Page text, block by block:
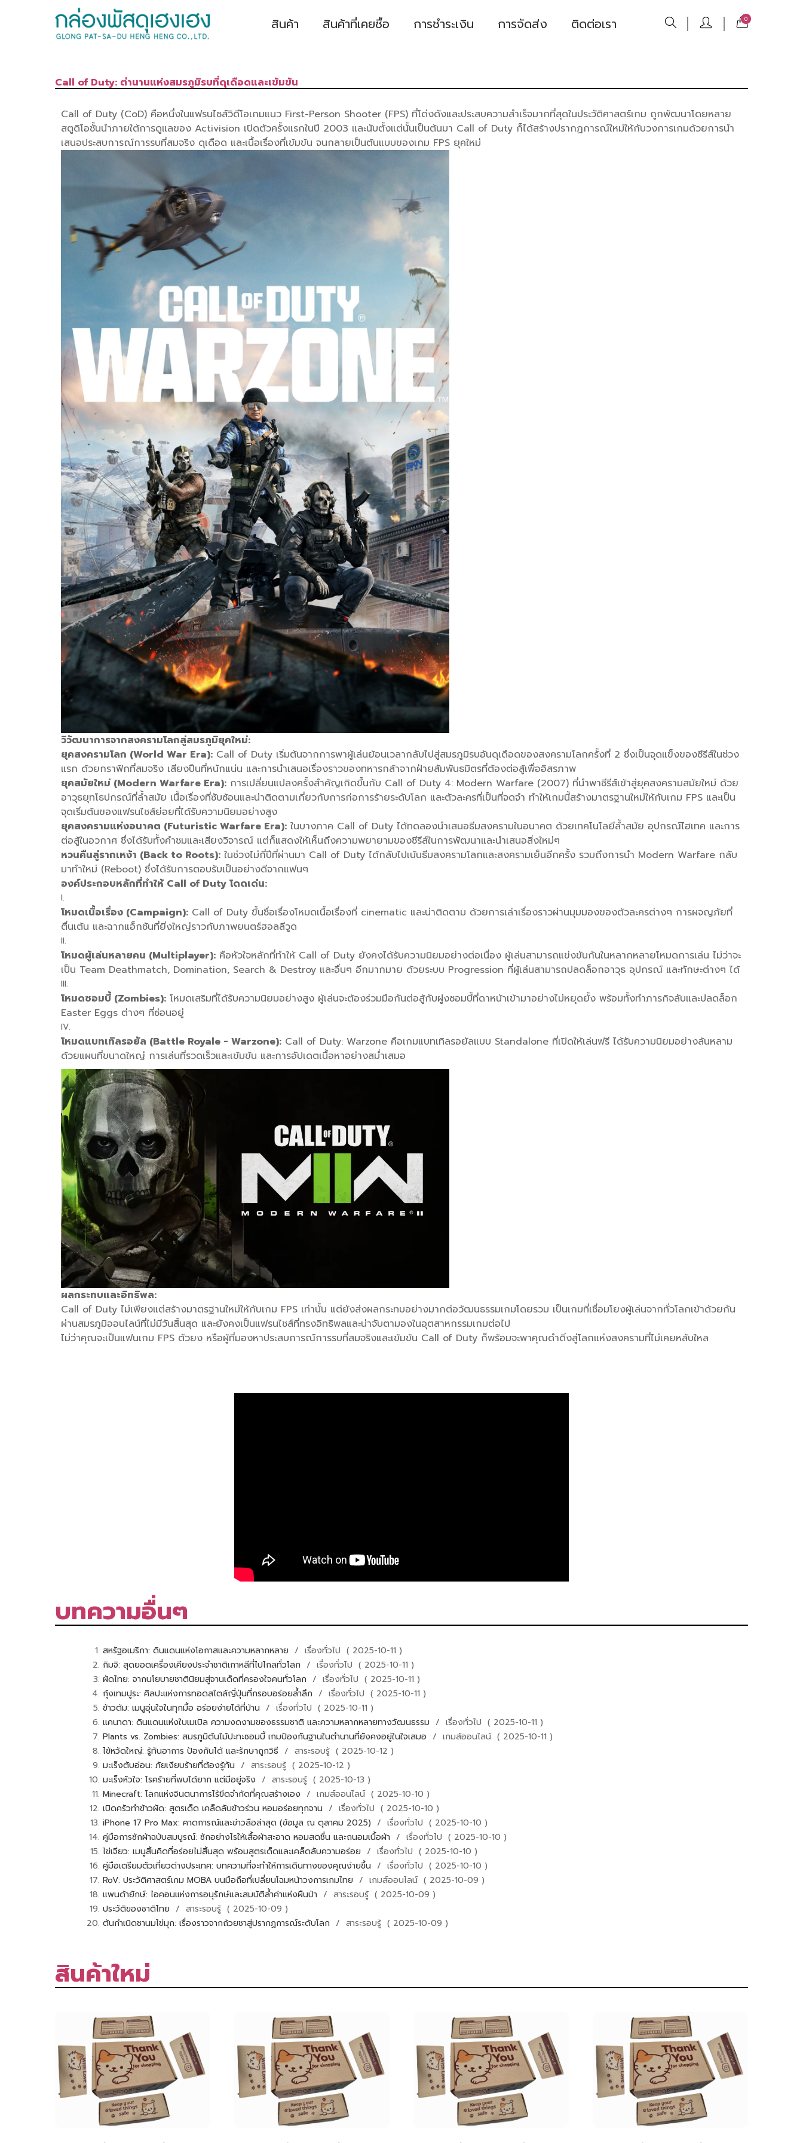
สินค้า สินค้าที่เคยซื้อ การชำระเงิน การจัดส่ง ติดต่อเรา 0
Call of Duty: ตำนานแห่งสมรภูมิรบที่ดุเดือดและเข้มข้น
Call of Duty (CoD) คือหนึ่งในแฟรนไชส์วิดีโอเกมแนว First-Person Shooter (FPS) ที่โด่งดังและประสบความสำเร็จมากที่สุดในประวัติศาสตร์เกม ถูกพัฒนาโดยหลาย
สตูดิโอชั้นนำภายใต้การดูแลของ Activision เปิดตัวครั้งแรกในปี 2003 และนับตั้งแต่นั้นเป็นต้นมา Call of Duty ก็ได้สร้างปรากฏการณ์ใหม่ให้กับวงการเกมด้วยการนำ
เสนอประสบการณ์การรบที่สมจริง ดุเดือด และเนื้อเรื่องที่เข้มข้น จนกลายเป็นต้นแบบของเกม FPS ยุคใหม่
วิวัฒนาการจากสงครามโลกสู่สมรภูมิยุคใหม่:
ยุคสงครามโลก (World War Era): Call of Duty เริ่มต้นจากการพาผู้เล่นย้อนเวลากลับไปสู่สมรภูมิรบอันดุเดือดของสงครามโลกครั้งที่ 2 ซึ่งเป็นจุดแข็งของซีรีส์ในช่วง
แรก ด้วยกราฟิกที่สมจริง เสียงปืนที่หนักแน่น และการนำเสนอเรื่องราวของทหารกล้าจากฝ่ายสัมพันธมิตรที่ต้องต่อสู้เพื่ออิสรภาพ
ยุคสมัยใหม่ (Modern Warfare Era): การเปลี่ยนแปลงครั้งสำคัญเกิดขึ้นกับ Call of Duty 4: Modern Warfare (2007) ที่นำพาซีรีส์เข้าสู่ยุคสงครามสมัยใหม่ ด้วย
อาวุธยุทโธปกรณ์ที่ล้ำสมัย เนื้อเรื่องที่ซับซ้อนและน่าติดตามเกี่ยวกับการก่อการร้ายระดับโลก และตัวละครที่เป็นที่จดจำ ทำให้เกมนี้สร้างมาตรฐานใหม่ให้กับเกม FPS และเป็น
จุดเริ่มต้นของแฟรนไชส์ย่อยที่ได้รับความนิยมอย่างสูง
ยุคสงครามแห่งอนาคต (Futuristic Warfare Era): ในบางภาค Call of Duty ได้ทดลองนำเสนอธีมสงครามในอนาคต ด้วยเทคโนโลยีล้ำสมัย อุปกรณ์ไฮเทค และการ
ต่อสู้ในอวกาศ ซึ่งได้รับทั้งคำชมและเสียงวิจารณ์ แต่ก็แสดงให้เห็นถึงความพยายามของซีรีส์ในการพัฒนาและนำเสนอสิ่งใหม่ๆ
หวนคืนสู่รากเหง้า (Back to Roots): ในช่วงไม่กี่ปีที่ผ่านมา Call of Duty ได้กลับไปเน้นธีมสงครามโลกและสงครามเย็นอีกครั้ง รวมถึงการนำ Modern Warfare กลับ
มาทำใหม่ (Reboot) ซึ่งได้รับการตอบรับเป็นอย่างดีจากแฟนๆ
องค์ประกอบหลักที่ทำให้ Call of Duty โดดเด่น:
โหมดเนื้อเรื่อง (Campaign): Call of Duty ขึ้นชื่อเรื่องโหมดเนื้อเรื่องที่ cinematic และน่าติดตาม ด้วยการเล่าเรื่องราวผ่านมุมมองของตัวละครต่างๆ การผจญภัยที่
ตื่นเต้น และฉากแอ็กชันที่ยิ่งใหญ่ราวกับภาพยนตร์ฮอลลีวูด
โหมดผู้เล่นหลายคน (Multiplayer): คือหัวใจหลักที่ทำให้ Call of Duty ยังคงได้รับความนิยมอย่างต่อเนื่อง ผู้เล่นสามารถแข่งขันกันในหลากหลายโหมดการเล่น ไม่ว่าจะ
เป็น Team Deathmatch, Domination, Search & Destroy และอื่นๆ อีกมากมาย ด้วยระบบ Progression ที่ผู้เล่นสามารถปลดล็อกอาวุธ อุปกรณ์ และทักษะต่างๆ ได้
โหมดซอมบี้ (Zombies): โหมดเสริมที่ได้รับความนิยมอย่างสูง ผู้เล่นจะต้องร่วมมือกันต่อสู้กับฝูงซอมบี้ที่ดาหน้าเข้ามาอย่างไม่หยุดยั้ง พร้อมทั้งทำภารกิจลับและปลดล็อก
Easter Eggs ต่างๆ ที่ซ่อนอยู่
โหมดแบทเทิลรอยัล (Battle Royale - Warzone): Call of Duty: Warzone คือเกมแบทเทิลรอยัลแบบ Standalone ที่เปิดให้เล่นฟรี ได้รับความนิยมอย่างล้นหลาม
ด้วยแผนที่ขนาดใหญ่ การเล่นที่รวดเร็วและเข้มข้น และการอัปเดตเนื้อหาอย่างสม่ำเสมอ
ผลกระทบและอิทธิพล:
Call of Duty ไม่เพียงแต่สร้างมาตรฐานใหม่ให้กับเกม FPS เท่านั้น แต่ยังส่งผลกระทบอย่างมากต่อวัฒนธรรมเกมโดยรวม เป็นเกมที่เชื่อมโยงผู้เล่นจากทั่วโลกเข้าด้วยกัน
ผ่านสมรภูมิออนไลน์ที่ไม่มีวันสิ้นสุด และยังคงเป็นแฟรนไชส์ที่ทรงอิทธิพลและน่าจับตามองในอุตสาหกรรมเกมต่อไป
ไม่ว่าคุณจะเป็นแฟนเกม FPS ตัวยง หรือผู้ที่มองหาประสบการณ์การรบที่สมจริงและเข้มข้น Call of Duty ก็พร้อมจะพาคุณดำดิ่งสู่โลกแห่งสงครามที่ไม่เคยหลับใหล
บทความอื่นๆ
สหรัฐอเมริกา: ดินแดนแห่งโอกาสและความหลากหลาย / เรื่องทั่วไป ( 2025-10-11 )
กิมจิ: สุดยอดเครื่องเคียงประจำชาติเกาหลีที่ไปไกลทั่วโลก / เรื่องทั่วไป ( 2025-10-11 )
ผัดไทย: จากนโยบายชาตินิยมสู่จานเด็ดที่ครองใจคนทั่วโลก / เรื่องทั่วไป ( 2025-10-11 )
กุ้งเทมปูระ: ศิลปะแห่งการทอดสไตล์ญี่ปุ่นที่กรอบอร่อยล้ำลึก / เรื่องทั่วไป ( 2025-10-11 )
ข้าวต้ม: เมนูอุ่นใจในทุกมื้อ อร่อยง่ายได้ที่บ้าน / เรื่องทั่วไป ( 2025-10-11 )
แคนาดา: ดินแดนแห่งใบเมเปิล ความงดงามของธรรมชาติ และความหลากหลายทางวัฒนธรรม / เรื่องทั่วไป ( 2025-10-11 )
Plants vs. Zombies: สมรภูมิต้นไม้ปะทะซอมบี้ เกมป้องกันฐานในตำนานที่ยังคงอยู่ในใจเสมอ / เกมส์ออนไลน์ ( 2025-10-11 )
ไข้หวัดใหญ่: รู้ทันอาการ ป้องกันได้ และรักษาถูกวิธี / สาระรอบรู้ ( 2025-10-12 )
มะเร็งตับอ่อน: ภัยเงียบร้ายที่ต้องรู้ทัน / สาระรอบรู้ ( 2025-10-12 )
มะเร็งหัวใจ: โรคร้ายที่พบได้ยาก แต่มีอยู่จริง / สาระรอบรู้ ( 2025-10-13 )
Minecraft: โลกแห่งจินตนาการไร้ขีดจำกัดที่คุณสร้างเอง / เกมส์ออนไลน์ ( 2025-10-10 )
เปิดครัวทำข้าวผัด: สูตรเด็ด เคล็ดลับข้าวร่วน หอมอร่อยทุกจาน / เรื่องทั่วไป ( 2025-10-10 )
iPhone 17 Pro Max: คาดการณ์และข่าวลือล่าสุด (ข้อมูล ณ ตุลาคม 2025) / เรื่องทั่วไป ( 2025-10-10 )
คู่มือการซักผ้าฉบับสมบูรณ์: ซักอย่างไรให้เสื้อผ้าสะอาด หอมสดชื่น และถนอมเนื้อผ้า / เรื่องทั่วไป ( 2025-10-10 )
ไข่เจียว: เมนูสิ้นคิดที่อร่อยไม่สิ้นสุด พร้อมสูตรเด็ดและเคล็ดลับความอร่อย / เรื่องทั่วไป ( 2025-10-10 )
คู่มือเตรียมตัวเที่ยวต่างประเทศ: บทความที่จะทำให้การเดินทางของคุณง่ายขึ้น / เรื่องทั่วไป ( 2025-10-10 )
RoV: ประวัติศาสตร์เกม MOBA บนมือถือที่เปลี่ยนโฉมหน้าวงการเกมไทย / เกมส์ออนไลน์ ( 2025-10-09 )
แพนด้ายักษ์: ไอคอนแห่งการอนุรักษ์และสมบัติล้ำค่าแห่งผืนป่า / สาระรอบรู้ ( 2025-10-09 )
ประวัติของชาติไทย / สาระรอบรู้ ( 2025-10-09 )
ต้นกำเนิดชานมไข่มุก: เรื่องราวจากถ้วยชาสู่ปรากฏการณ์ระดับโลก / สาระรอบรู้ ( 2025-10-09 )
สินค้าใหม่